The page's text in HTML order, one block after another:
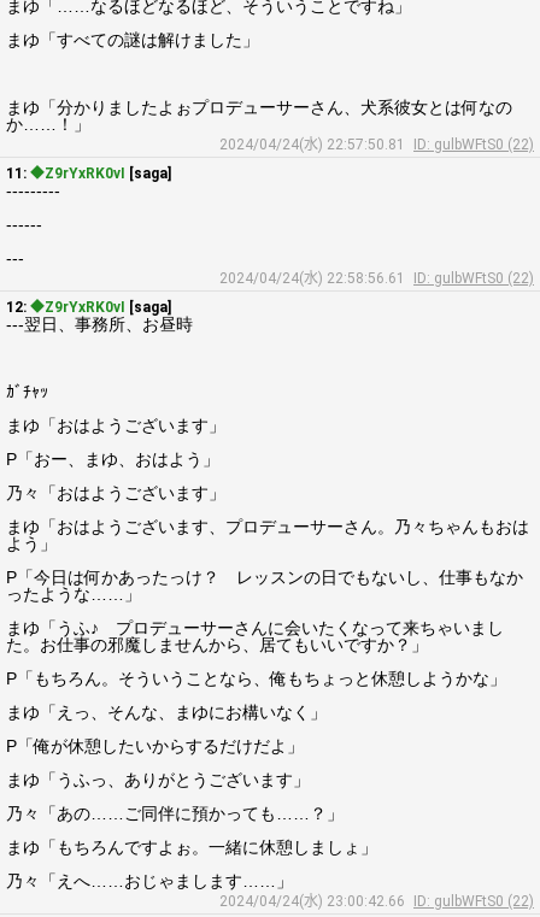
まゆ「……なるほどなるほど、そういうことですね」
まゆ「すべての謎は解けました」
まゆ「分かりましたよぉプロデューサーさん、犬系彼女とは何なの
か……！」
2024/04/24(水) 22:57:50.81
ID: gulbWFtS0 (22)
11: ◆Z9rYxRK0vI [saga]
---------
------
---
2024/04/24(水) 22:58:56.61
ID: gulbWFtS0 (22)
12: ◆Z9rYxRK0vI [saga]
---翌日、事務所、お昼時
ｶﾞﾁｬｯ
まゆ「おはようございます」
P「おー、まゆ、おはよう」
乃々「おはようございます」
まゆ「おはようございます、プロデューサーさん。乃々ちゃんもおは
よう」
P「今日は何かあったっけ？ レッスンの日でもないし、仕事もなか
ったような……」
まゆ「うふ♪ プロデューサーさんに会いたくなって来ちゃいまし
た。お仕事の邪魔しませんから、居てもいいですか？」
P「もちろん。そういうことなら、俺もちょっと休憩しようかな」
まゆ「えっ、そんな、まゆにお構いなく」
P「俺が休憩したいからするだけだよ」
まゆ「うふっ、ありがとうございます」
乃々「あの……ご同伴に預かっても……？」
まゆ「もちろんですよぉ。一緒に休憩しましょ」
乃々「えへ……おじゃまします……」
2024/04/24(水) 23:00:42.66
ID: gulbWFtS0 (22)